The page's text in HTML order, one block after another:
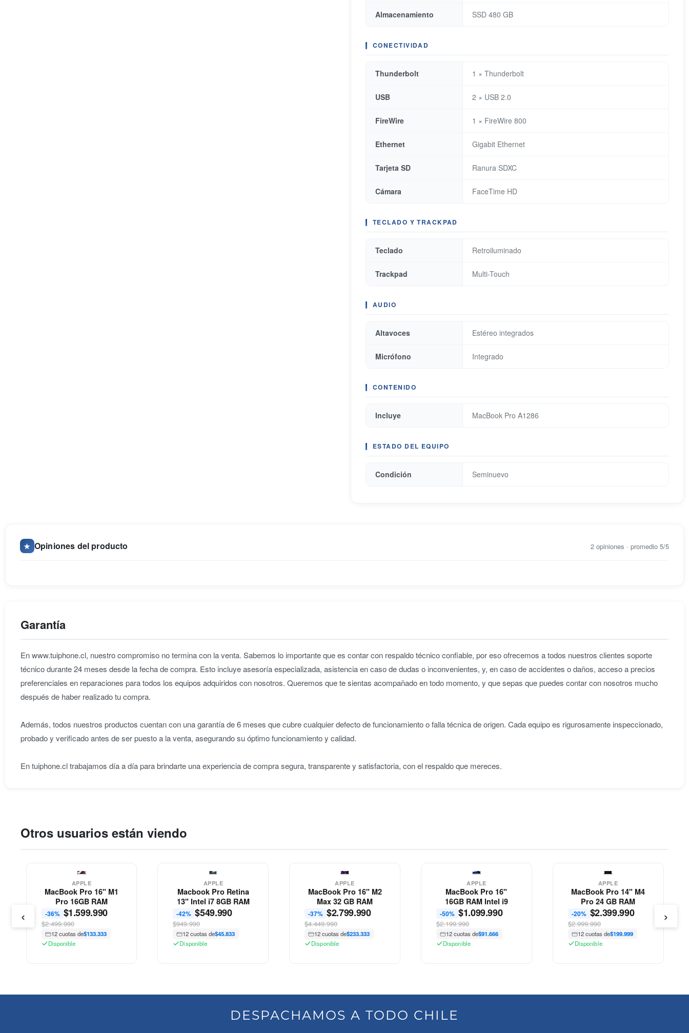
Almacenamiento SSD 480 GB
CONECTIVIDAD
Thunderbolt 1 × Thunderbolt
USB 2 × USB 2.0
FireWire 1 × FireWire 800
Ethernet Gigabit Ethernet
Tarjeta SD Ranura SDXC
Cámara FaceTime HD
TECLADO Y TRACKPAD
Teclado Retroiluminado
Trackpad Multi-Touch
AUDIO
Altavoces Estéreo integrados
Micrófono Integrado
CONTENIDO
Incluye MacBook Pro A1286
ESTADO DEL EQUIPO
Condición Seminuevo
★ Opiniones del producto 2 opiniones · promedio 5/5
Garantía
En www.tuiphone.cl, nuestro compromiso no termina con la venta. Sabemos lo importante que es contar con respaldo técnico confiable, por eso ofrecemos a todos nuestros clientes soporte
técnico durante 24 meses desde la fecha de compra. Esto incluye asesoría especializada, asistencia en caso de dudas o inconvenientes, y, en caso de accidentes o daños, acceso a precios
preferenciales en reparaciones para todos los equipos adquiridos con nosotros. Queremos que te sientas acompañado en todo momento, y que sepas que puedes contar con nosotros mucho
después de haber realizado tu compra.
Además, todos nuestros productos cuentan con una garantía de 6 meses que cubre cualquier defecto de funcionamiento o falla técnica de origen. Cada equipo es rigurosamente inspeccionado,
probado y verificado antes de ser puesto a la venta, asegurando su óptimo funcionamiento y calidad.
En tuiphone.cl trabajamos día a día para brindarte una experiencia de compra segura, transparente y satisfactoria, con el respaldo que mereces.
Otros usuarios están viendo
MacBook Pro 16" M1
Pro 16GB RAM
-36% 1.599.990
$2.499.990
12 cuotas de$133.333
Disponible
Macbook Pro Retina
13" Intel i7 8GB RAM
549.990
12 cuotas de$45.833
Disponible
MacBook Pro 16" M2
Max 32 GB RAM
2.799.990
$4.449.990
12 cuotas de$233.333
Disponible
MacBook Pro 16"
16GB RAM Intel i9
1.099.990
$2.199.990
12 cuotas de$91.666
Disponible
MacBook Pro 14" M4
Pro 24 GB RAM
2.399.990
$2.999.990
12 cuotas de$199.999
Disponible
‹ ›
DESPACHAMOS A TODO CHILE